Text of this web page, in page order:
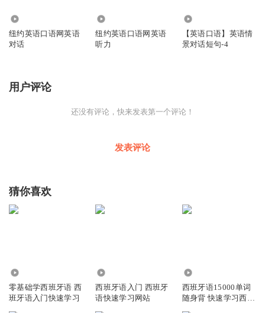
纽约英语口语网英语
对话
纽约英语口语网英语
听力
【英语口语】英语情
景对话短句-4
用户评论
还没有评论，快来发表第一个评论！
发表评论
猜你喜欢
零基础学西班牙语 西
班牙语入门快速学习
西班牙语入门 西班牙
语快速学习网站
西班牙语15000单词
随身背 快速学习西班